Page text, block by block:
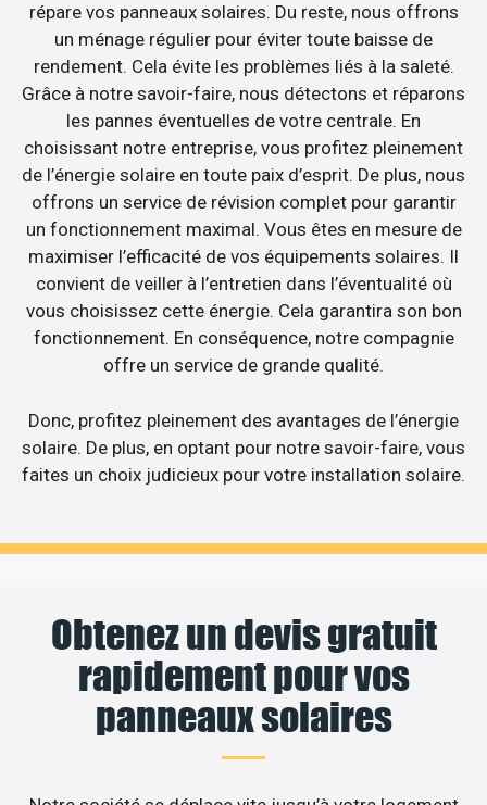
répare vos panneaux solaires. Du reste, nous offrons
un ménage régulier pour éviter toute baisse de
rendement. Cela évite les problèmes liés à la saleté.
Grâce à notre savoir-faire, nous détectons et réparons
les pannes éventuelles de votre centrale. En
choisissant notre entreprise, vous profitez pleinement
de l’énergie solaire en toute paix d’esprit. De plus, nous
offrons un service de révision complet pour garantir
un fonctionnement maximal. Vous êtes en mesure de
maximiser l’efficacité de vos équipements solaires. Il
convient de veiller à l’entretien dans l’éventualité où
vous choisissez cette énergie. Cela garantira son bon
fonctionnement. En conséquence, notre compagnie
offre un service de grande qualité.
Donc, profitez pleinement des avantages de l’énergie
solaire. De plus, en optant pour notre savoir-faire, vous
faites un choix judicieux pour votre installation solaire.
Obtenez un devis gratuit
rapidement pour vos
panneaux solaires